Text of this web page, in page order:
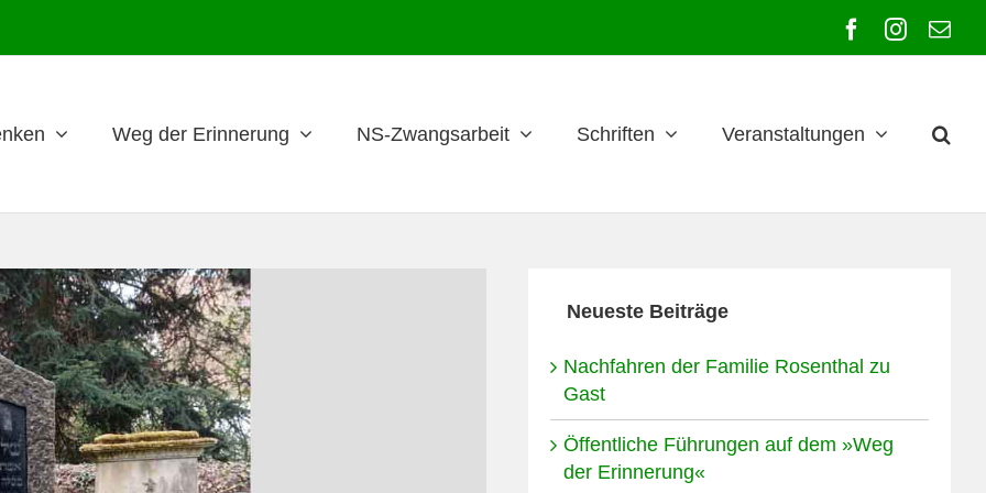
FacebookE-
Weg der Erinnerung NS-Zwangsarbeit Schriften Veranstaltungen
Neueste Beiträge
Nachfahren der Familie Rosenthal zu
Gast
Öffentliche Führungen auf dem »Weg
der Erinnerung«